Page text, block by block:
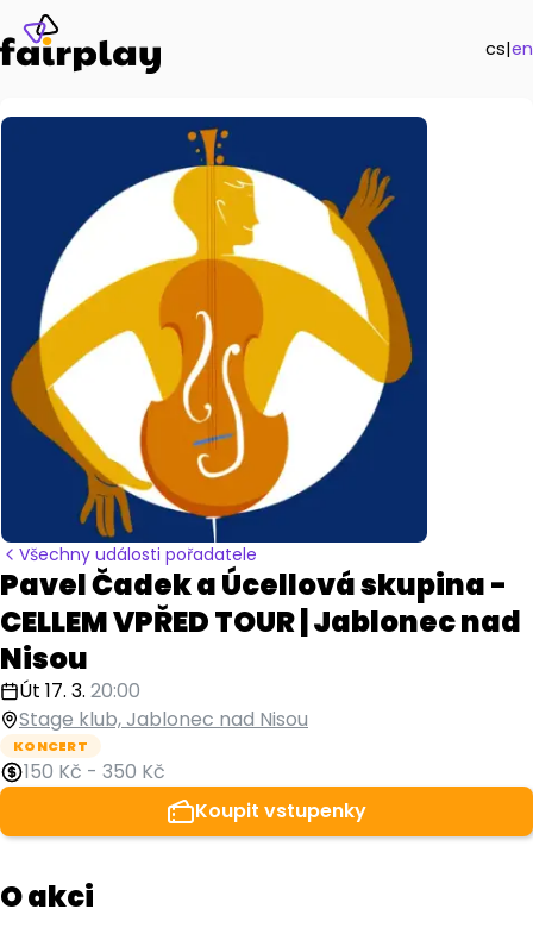
cs|en
Všechny události pořadatele
Pavel Čadek a Úcellová skupina -
CELLEM VPŘED TOUR | Jablonec nad
Nisou
Út 17. 3. 20:00
Stage klub, Jablonec nad Nisou
KONCERT
150 Kč - 350 Kč
Koupit vstupenky
O akci